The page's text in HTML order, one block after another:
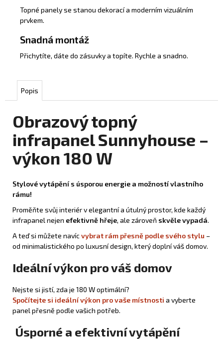
Topné panely se stanou dekorací a moderním vizuálním
prvkem.
Snadná montáž
Přichytíte, dáte do zásuvky a topíte. Rychle a snadno.
Popis
Obrazový topný
infrapanel Sunnyhouse –
výkon 180 W
Stylové vytápění s úsporou energie a možností vlastního
rámu!
Proměňte svůj interiér v elegantní a útulný prostor, kde každý
infrapanel nejen efektivně hřeje, ale zároveň skvěle vypadá.
A teď si můžete navícvybrat rám přesně podle svého stylu –
od minimalistického po luxusní design, který doplní váš domov.
Ideální výkon pro váš domov
Nejste si jistí, zda je 180 W optimální?
Spočítejte si ideální výkon pro vaše místnosti a vyberte
panel přesně podle vašich potřeb.
Úsporné a efektivní vytápění